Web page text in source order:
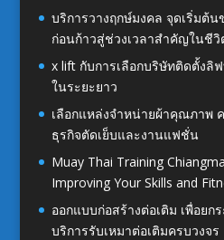
บริการวางฤกษ์มงคล จุดเริ่มต้
ก่อนก้าวสู่ช่วงเวลาสำคัญในชีวิ
x lift กับการเลือกบริษัทติดตั้งลิ
ในระยะยาว
เลือกแหล่งจำหน่ายผ้าคุณภาพ
ธุรกิจตัดเย็บและงานแฟชั่น
Muay Thai Training
Improving Your Skills and
ออกแบบก่อสร้างต่อเติม เพื่อย
บริการรับเหมาต่อเติมครบวงจร